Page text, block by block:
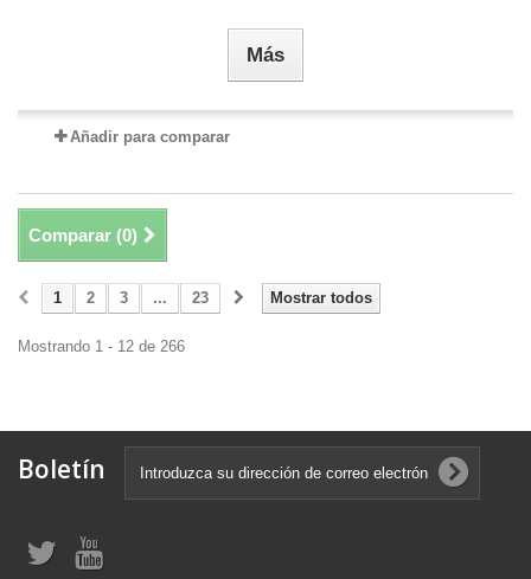
Más
Añadir para comparar
Comparar (0)
Mostrar todos
1 2 3 ... 23
Mostrando 1 - 12 de 266
Boletín